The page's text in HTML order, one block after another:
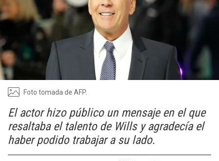
Foto tomada de AFP.
El actor hizo público un mensaje en el que
resaltaba el talento de Wills y agradecía el
haber podido trabajar a su lado.